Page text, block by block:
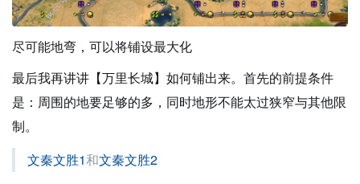
尽可能地弯，可以将铺设最大化
最后我再讲讲【万里长城】如何铺出来。首先的前提条件
是：周围的地要足够的多，同时地形不能太过狭窄与其他限
制。
文秦文胜1和文秦文胜2